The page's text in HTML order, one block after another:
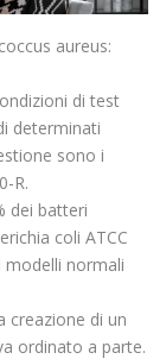
aureus:
di test
determinati
sono i
R.
dei batteri
coli ATCC
normali
creazione di un
ordinato a parte.